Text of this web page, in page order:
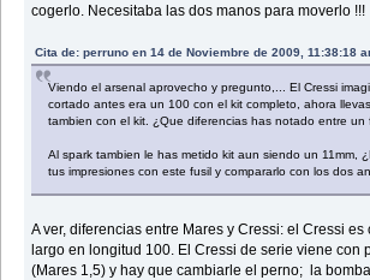
cogerlo. Necesitaba las dos manos para moverlo
Cita de: perruno en 14 de Noviembre de 2009, 11:38:18
Viendo el arsenal aprovecho y pregunto,... El Cressi
cortado antes era un 100 con el kit completo, ahora
tambien con el kit. ¿Que diferencias has notado entre un
Al spark tambien le has metido kit aun siendo un 11mm,
tus impresiones con este fusil y compararlo con los dos
A ver, diferencias entre Mares y Cressi: el Cressi es
largo en longitud 100. El Cressi de serie viene con
(Mares 1,5) y hay que cambiarle el perno; la